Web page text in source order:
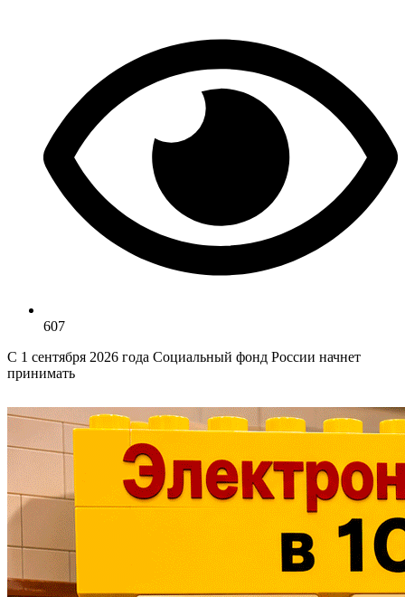
607
С 1 сентября 2026 года Социальный фонд России начнет
принимать